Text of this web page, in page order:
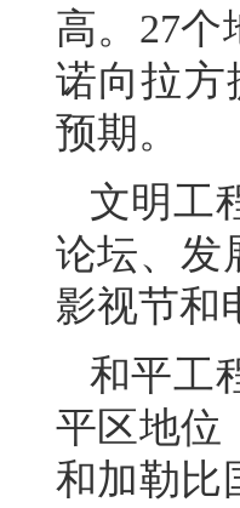
高。27
诺向拉方
预期。
文明工
论坛、发
影视节和
和平工
平区地位
和加勒比